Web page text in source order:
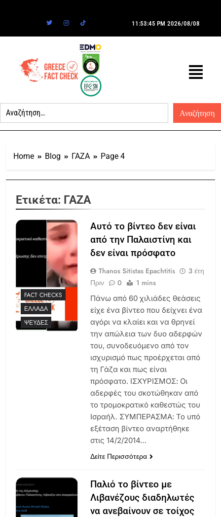
11:53:45 PM 2026/08/08
Home Blog ΓΑΖΑ Page 4
Ετικέτα: ΓΑΖΑ
FACT CHECKS
ΕΛΛΆΔΑ
ΨΕΥΔΈΣ
Αυτό το βίντεο δεν είναι
από την Παλαιστίνη και
δεν είναι πρόσφατο
Thanos Sitistas Epachtitis
3 έτη
Πριν
0 1 mins
Πάνω από 60 χιλιάδες θεάσεις
είχε ένα βίντεο που δείχνει ένα
αγόρι να κλαίει και να θρηνεί
την απώλεια των δυο αδερφών
του, συνοδευόμενο από τον
ισχυρισμό πως προέρχεται από
τη Γάζα και πως είναι
πρόσφατο. ΙΣΧΥΡΙΣΜΟΣ: Οι
αδερφές του σκοτώθηκαν από
το τρομοκρατικό καθεστώς του
Ισραήλ. ΣΥΜΠΕΡΑΣΜΑ: Το υπό
εξέταση βίντεο αναρτήθηκε
στις 14/2/2014…
Δείτε Περισσότερα
Παλιό το βίντεο με
Λιβανέζους διαδηλωτές
να ανεβαίνουν σε τοίχος